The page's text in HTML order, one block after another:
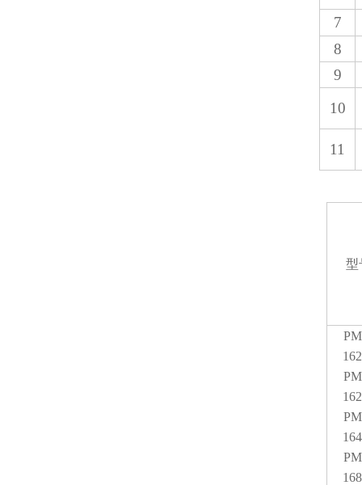
7
8
9
10
11
型